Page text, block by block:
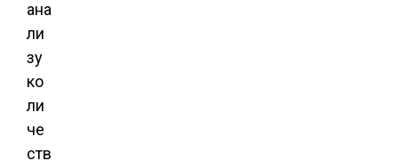
ана
ли
зу
ко
ли
че
ств